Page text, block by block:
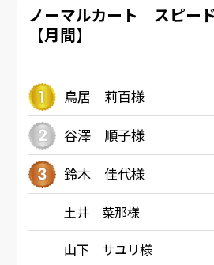
ノーマルカート スピー
【月間】
鳥居 莉百様
谷澤 順子様
鈴木 佳代様
土井 菜那様
山下 サユリ様